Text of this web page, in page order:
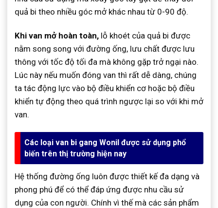
quả bi theo nhiều góc mở khác nhau từ 0-90 độ.
Khi van mở hoàn toàn, lỗ khoét của quả bi được
nằm song song với đường ống, lưu chất được lưu
thông với tốc độ tối đa mà không gặp trở ngại nào.
Lúc này nếu muốn đóng van thì rất dễ dàng, chúng
ta tác động lực vào bộ điều khiển cơ hoặc bộ điều
khiển tự động theo quá trình ngược lại so với khi mở
van.
Các loại van bi gang Wonil được sử dụng phổ
biến trên thị trường hiện nay
Hệ thống đường ống luôn được thiết kế đa dạng và
phong phú để có thể đáp ứng được nhu cầu sử
dụng của con người. Chính vì thế mà các sản phẩm